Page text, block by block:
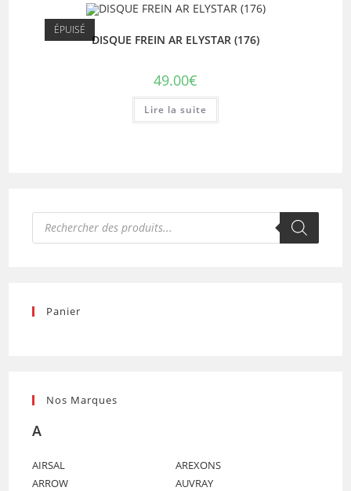
ÉPUISÉ
DISQUE FREIN AR ELYSTAR (176)
49.00€
Lire la suite
Recherche
produits
Panier
Nos Marques
A
AIRSAL
AREXONS
ARROW
AUVRAY